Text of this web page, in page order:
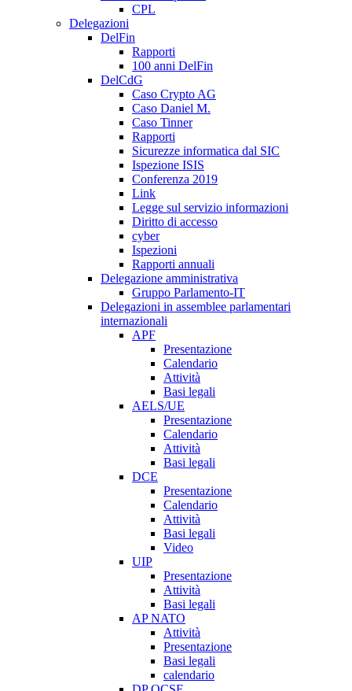
CPL
Delegazioni
DelFin
Rapporti
100 anni DelFin
DelCdG
Caso Crypto AG
Caso Daniel M.
Caso Tinner
Rapporti
Sicurezze informatica dal SIC
Ispezione ISIS
Conferenza 2019
Link
Legge sul servizio informazioni
Diritto di accesso
cyber
Ispezioni
Rapporti annuali
Delegazione amministrativa
Gruppo Parlamento-IT
Delegazioni in assemblee parlamentari
internazionali
APF
Presentazione
Calendario
Attività
Basi legali
AELS/UE
Presentazione
Calendario
Attività
Basi legali
DCE
Presentazione
Calendario
Attività
Basi legali
Video
UIP
Presentazione
Attività
Basi legali
AP NATO
Attività
Presentazione
Basi legali
calendario